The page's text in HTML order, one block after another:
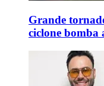
Grande
ciclone bomba